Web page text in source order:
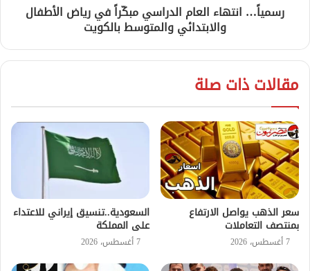
رسمياً… انتهاء العام الدراسي مبكّراً في رياض الأطفال
والابتدائي والمتوسط بالكويت
مقالات ذات صلة
سعر الذهب يواصل الارتفاع
بمنتصف التعاملات
7 أغسطس، 2026
السعودية..تنسيق إيراني للاعتداء
على المملكة
7 أغسطس، 2026